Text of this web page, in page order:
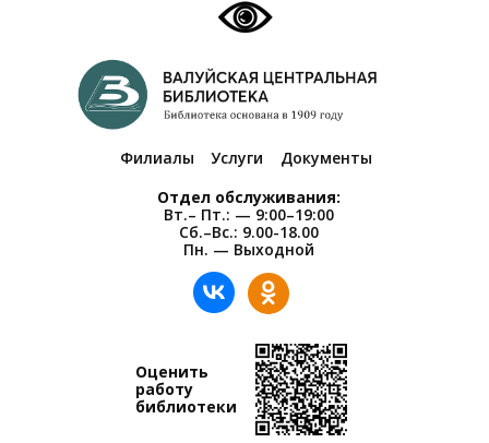
Услуги
Филиалы Документы
Оценить
работу
библиотеки
Отдел обслуживания:
Вт.– Пт.: — 9:00–19:00
Сб.–Вс.: 9.00-18.00
Пн. — Выходной